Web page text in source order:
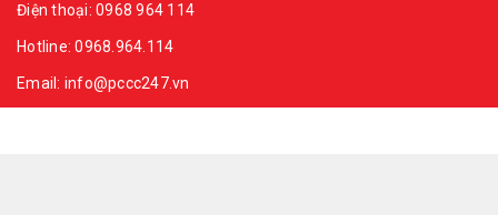
Điện thoại: 0968 964 114
Hotline: 0968.964.114
Email: info@pccc247.vn